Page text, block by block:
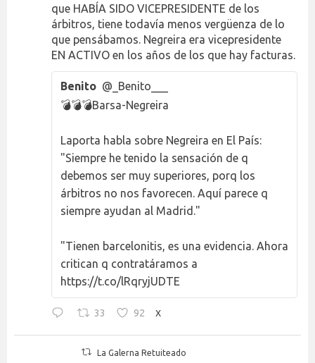
que HABÍA SIDO VICEPRESIDENTE de los
árbitros, tiene todavía menos vergüenza de lo
que pensábamos. Negreira era vicepresidente
EN ACTIVO en los años de los que hay facturas.
Benito @_Benito___
💣💣💣Barsa-Negreira
Laporta habla sobre Negreira en El País:
"Siempre he tenido la sensación de q
debemos ser muy superiores, porq los
árbitros no nos favorecen. Aquí parece q
siempre ayudan al Madrid."
"Tienen barcelonitis, es una evidencia. Ahora
critican q contratáramos a
https://t.co/lRqryjUDTE
33 92 X
La Galerna Retuiteado